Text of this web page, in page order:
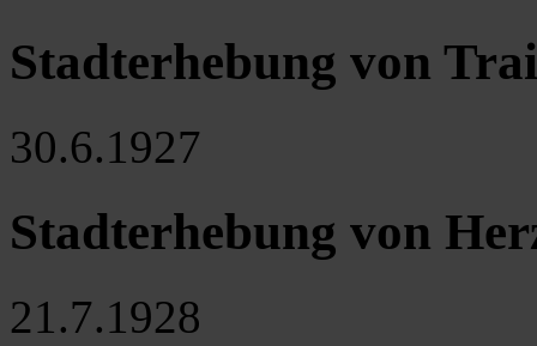
Stadterhebung von
30.6.1927
Stadterhebung von
21.7.1928